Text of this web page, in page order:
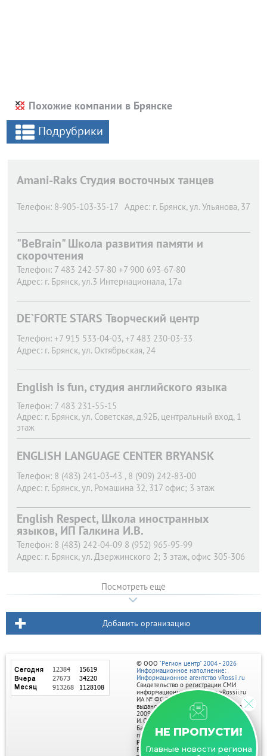
Похожие компании в Брянске
Подрубрики
Amani-Raks Студия восточных танцев
Телефон: 8-905-103-35-17 Адрес: г. Брянск, ул. Ульянова, 37
"BeBrain" Школа развития памяти и
скорочтения
Телефон: 7 483 242-57-80 +7 900 693-67-80
Адрес: г. Брянск, ул.3 Интернационала, 17а
DE`FORTE STARS Творческий центр
Телефон: +7 915 533-04-03, +7 483 230-03-33
Адрес: г. Брянск, ул. Октябрьская, 24
English is fun, студия английского языка
Телефон: 7 483 231-55-15
Адрес: г. Брянск, ул. Советская, д.92Б, центральный вход, 1
этаж
ENGLISH LANGUAGE CENTER BRYANSK
Телефон: 8 (483) 241-03-43 , 8 (909) 242-83-00
Адрес: г. Брянск, ул. Ромашина 32, 317 офис; 3 этаж
English Respect, Школа иностранных
языков, ИП Галкина И.В.
Телефон: 8 (483) 242-04-09 8 (952) 965-95-99
Адрес: г. Брянск, ул. Дзержинского 2; 3 зтаж, офис 305-306
Посмотреть ещё
Добавить организацию
НЕ ПРОПУСТИ!
Главные новости региона
© ООО "Регион центр" 2004 - 2026
Информационное наполнение:
Информационное агентство vRossii.ru
Свидетельство о регистрации СМИ
информационного агентства vRossii.ru
ИА № ФС 77‑35502
выдано РОСКОМНАДЗОРом 04 марта
2009г.
И. О. Главного редактора Нарыков А. Н.
Баннеры на портале размещаются на
правах рекламы.
Реклама на портале:
Рекламное агентство "Умный маркетинг"